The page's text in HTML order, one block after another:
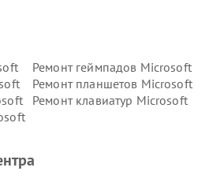
Ремонт геймпадов Microsoft
Ремонт планшетов Microsoft
Ремонт клавиатур Microsoft